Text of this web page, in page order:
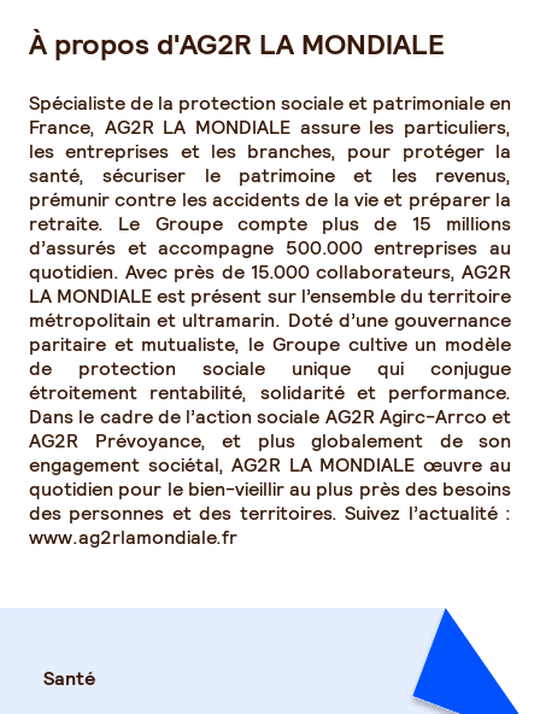
À propos d'AG2R LA MONDIALE
Spécialiste de la protection sociale et patrimoniale en
France, AG2R LA MONDIALE assure les particuliers,
les entreprises et les branches, pour protéger la
santé, sécuriser le patrimoine et les revenus,
prémunir contre les accidents de la vie et préparer la
retraite. Le Groupe compte plus de 15 millions
d’assurés et accompagne 500.000 entreprises au
quotidien. Avec près de 15.000 collaborateurs, AG2R
LA MONDIALE est présent sur l’ensemble du territoire
métropolitain et ultramarin. Doté d’une gouvernance
paritaire et mutualiste, le Groupe cultive un modèle
de protection sociale unique qui conjugue
étroitement rentabilité, solidarité et performance.
Dans le cadre de l’action sociale AG2R Agirc-Arrco et
AG2R Prévoyance, et plus globalement de son
engagement sociétal, AG2R LA MONDIALE œuvre au
quotidien pour le bien-vieillir au plus près des besoins
des personnes et des territoires. Suivez l’actualité :
www.ag2rlamondiale.fr
Santé